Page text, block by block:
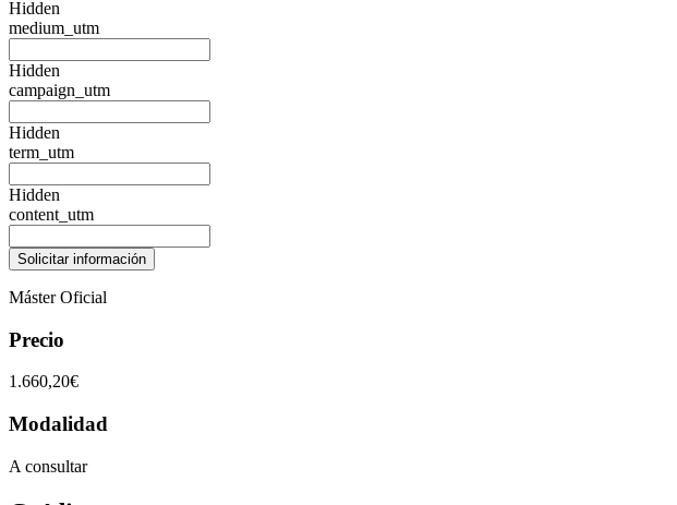
Hidden
medium_utm
Hidden
campaign_utm
Hidden
term_utm
Hidden
content_utm
Máster Oficial
Precio
1.660,20€
Modalidad
A consultar